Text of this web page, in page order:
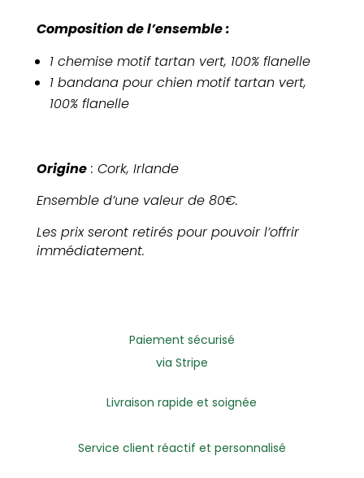
Composition de l’ensemble :
1 chemise motif tartan vert, 100% flanelle
1 bandana pour chien motif tartan vert,
100% flanelle
Origine: Cork, Irlande
Ensemble d’une valeur de 80€.
Les prix seront retirés pour pouvoir l’offrir
immédiatement.
Paiement sécurisé
via Stripe
Livraison rapide et soignée
Service client réactif et personnalisé